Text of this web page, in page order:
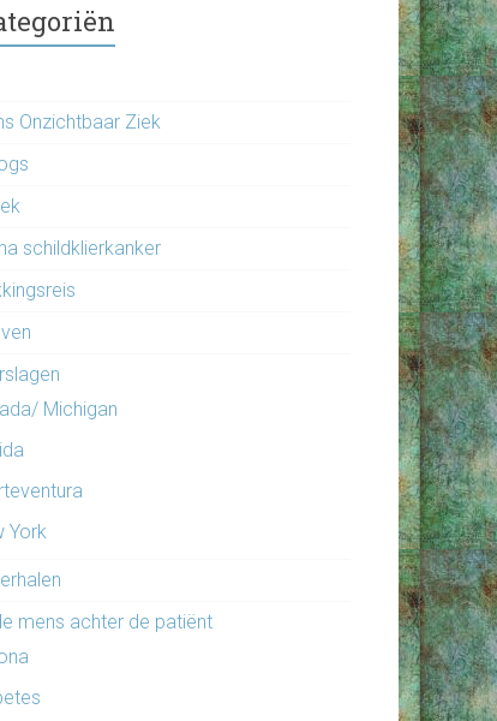
Onzichtbaar Ziek
schildklierkanker
Michigan
York
mens achter de patiënt